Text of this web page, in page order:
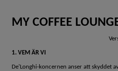
MY COFFEE
1. VEM ÄR VI
De'Longhi-koncernen anser att skyddet